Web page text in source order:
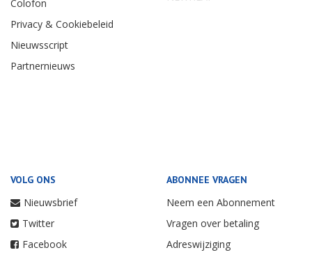
Colofon
Privacy & Cookiebeleid
Nieuwsscript
Partnernieuws
VOLG ONS
Nieuwsbrief
Twitter
Facebook
ABONNEE VRAGEN
Neem een Abonnement
Vragen over betaling
Adreswijziging